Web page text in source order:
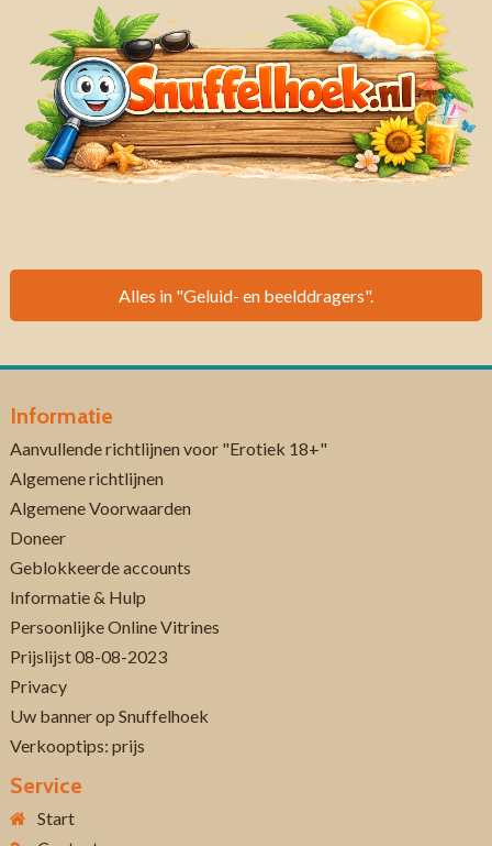
Alles in "Geluid- en beelddragers".
Informatie
Aanvullende richtlijnen voor "Erotiek 18+"
Algemene richtlijnen
Algemene Voorwaarden
Doneer
Geblokkeerde accounts
Informatie & Hulp
Persoonlijke Online Vitrines
Prijslijst 08-08-2023
Privacy
Uw banner op Snuffelhoek
Verkooptips: prijs
Service
Start